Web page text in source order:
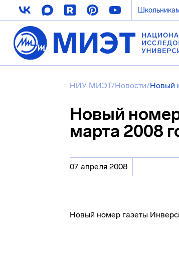
НИУ МИЭТ/Новости/Новый
Новый
марта 2008
07 апреля 2008
Новый номер газеты